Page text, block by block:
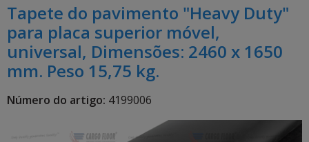
Tapete do pavimento "Heavy Duty"
para placa superior móvel,
universal, Dimensões: 2460 x 1650
mm. Peso 15,75 kg.
Número do artigo: 4199006